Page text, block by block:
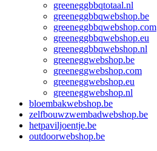
greeneggbbqtotaal.nl
greeneggbbqwebshop.be
greeneggbbqwebshop.com
greeneggbbqwebshop.eu
greeneggbbqwebshop.nl
greeneggwebshop.be
greeneggwebshop.com
greeneggwebshop.eu
greeneggwebshop.nl
bloembakwebshop.be
zelfbouwzwembadwebshop.be
hetpaviljoentje.be
outdoorwebshop.be